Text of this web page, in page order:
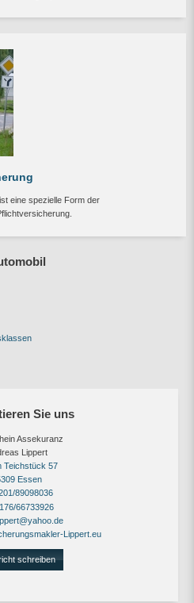
Sie uns
Assekuranz
Lippert
Teichstück 57
Essen
89098036
66733926
Lippert.eu
schreiben
eine spezielle Form der